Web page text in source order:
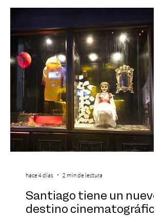
de todos los tiempos en un concierto en
sinfónica en pleno, coro y una
sorprendente puesta en escena pensada
especialmente pa
Santiago tiene un nuevo
destino cinematográfico:
hace 4 días 2 min de lectura